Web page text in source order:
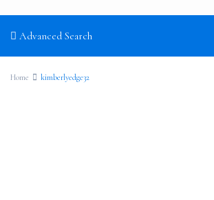
Advanced Search
Home kimberlyedge32